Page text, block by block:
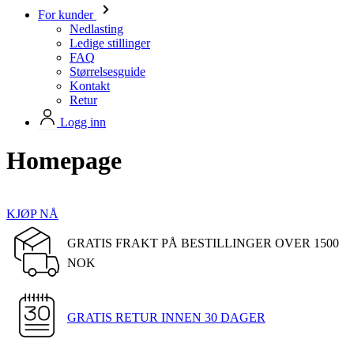
For kunder
Nedlasting
Ledige stillinger
FAQ
Størrelsesguide
Kontakt
Retur
Logg inn
Homepage
KJØP NÅ
GRATIS FRAKT PÅ BESTILLINGER OVER 1500
NOK
GRATIS RETUR INNEN 30 DAGER